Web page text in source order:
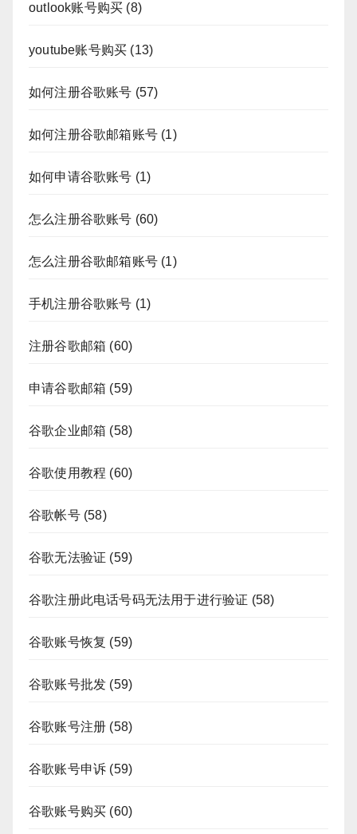
outlook账号购买 (8)
youtube账号购买 (13)
如何注册谷歌账号 (57)
如何注册谷歌邮箱账号 (1)
如何申请谷歌账号 (1)
怎么注册谷歌账号 (60)
怎么注册谷歌邮箱账号 (1)
手机注册谷歌账号 (1)
注册谷歌邮箱 (60)
申请谷歌邮箱 (59)
谷歌企业邮箱 (58)
谷歌使用教程 (60)
谷歌帐号(58)
谷歌无法验证 (59)
谷歌注册此电话号码无法用于进行验证 (58)
谷歌账号恢复 (59)
谷歌账号批发 (59)
谷歌账号注册 (58)
谷歌账号申诉 (59)
谷歌账号购买 (60)